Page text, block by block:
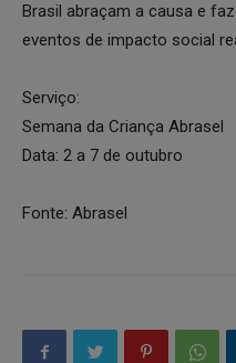
Brasil abraçam a causa e
eventos de impacto social
Serviço:
Semana da Criança Abrasel
Data: 2 a 7 de outubro
Fonte: Abrasel